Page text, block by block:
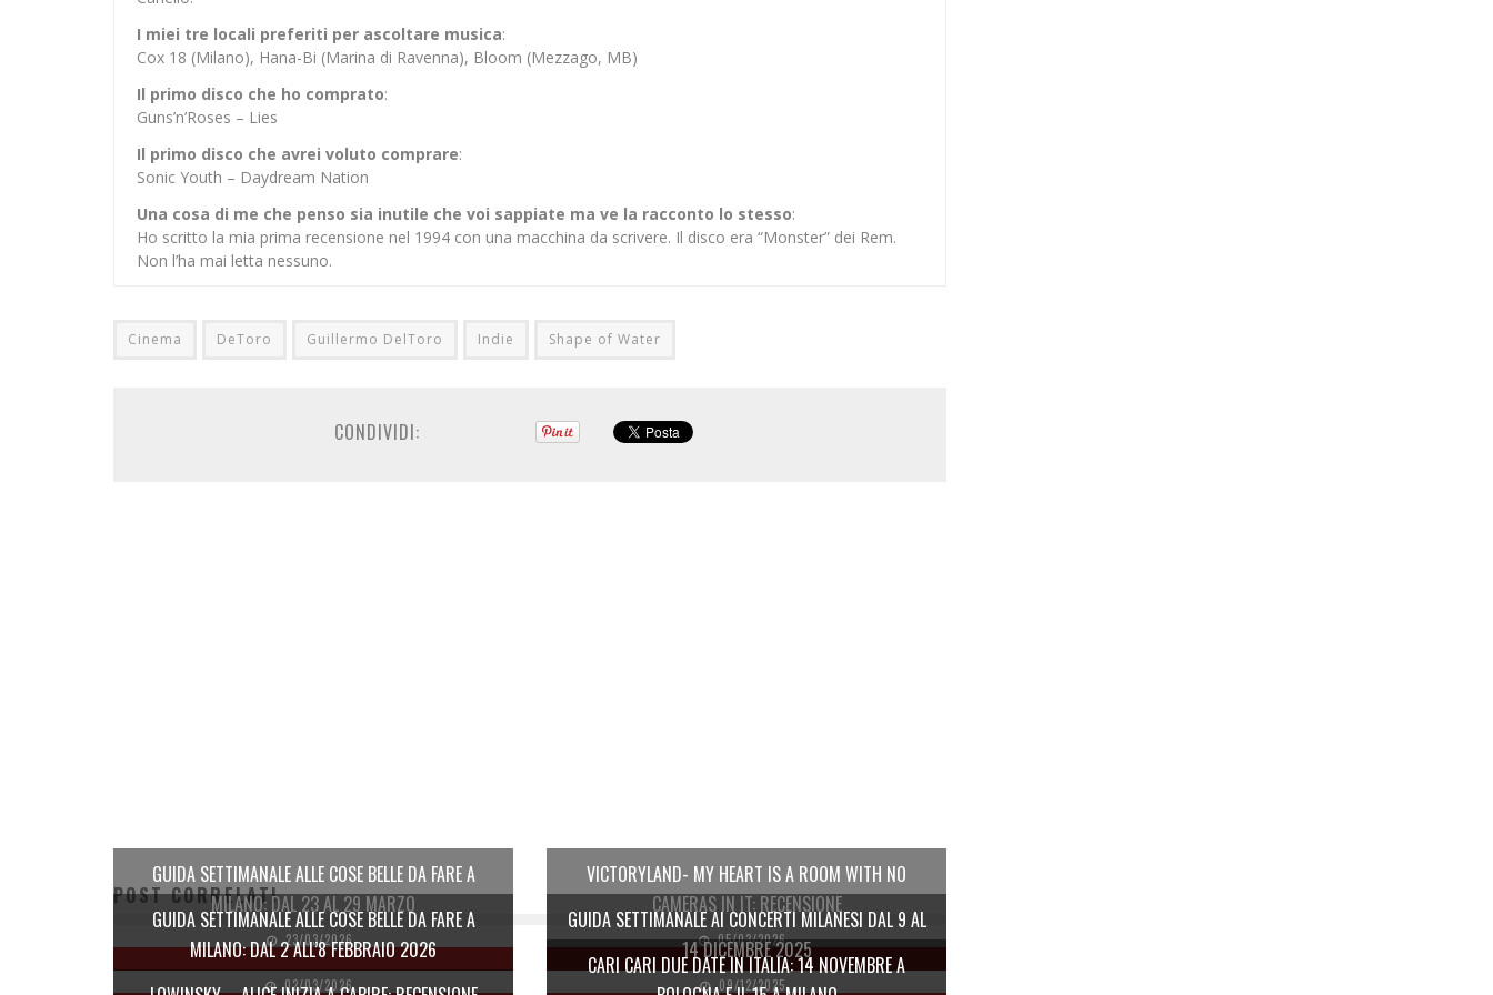
I miei tre locali preferiti per ascoltare musica:
Cox 18 (Milano), Hana-Bi (Marina di Ravenna), Bloom (Mezzago, MB)
Il primo disco che ho comprato:
Guns’n’Roses – Lies
Il primo disco che avrei voluto comprare:
Sonic Youth – Daydream Nation
Una cosa di me che penso sia inutile che voi sappiate ma ve la racconto lo stesso:
Ho scritto la mia prima recensione nel 1994 con una macchina da scrivere. Il disco era “Monster” dei Rem.
Non l’ha mai letta nessuno.
Cinema DeToro Guillermo DelToro Indie Shape of Water
CONDIVIDI:
POST CORRELATI
GUIDA SETTIMANALE ALLE COSE BELLE DA FARE A
MILANO: DAL 23 AL 29 MARZO
23/03/2026
VICTORYLAND- MY HEART IS A ROOM WITH NO
CAMERAS IN IT: RECENSIONE
05/03/2026
GUIDA SETTIMANALE ALLE COSE BELLE DA FARE A
MILANO: DAL 2 ALL’8 FEBBRAIO 2026
02/03/2026
GUIDA SETTIMANALE AI CONCERTI MILANESI DAL 9 AL
14 DICEMBRE 2025
09/12/2025
CARI CARI DUE DATE IN ITALIA: 14 NOVEMBRE A